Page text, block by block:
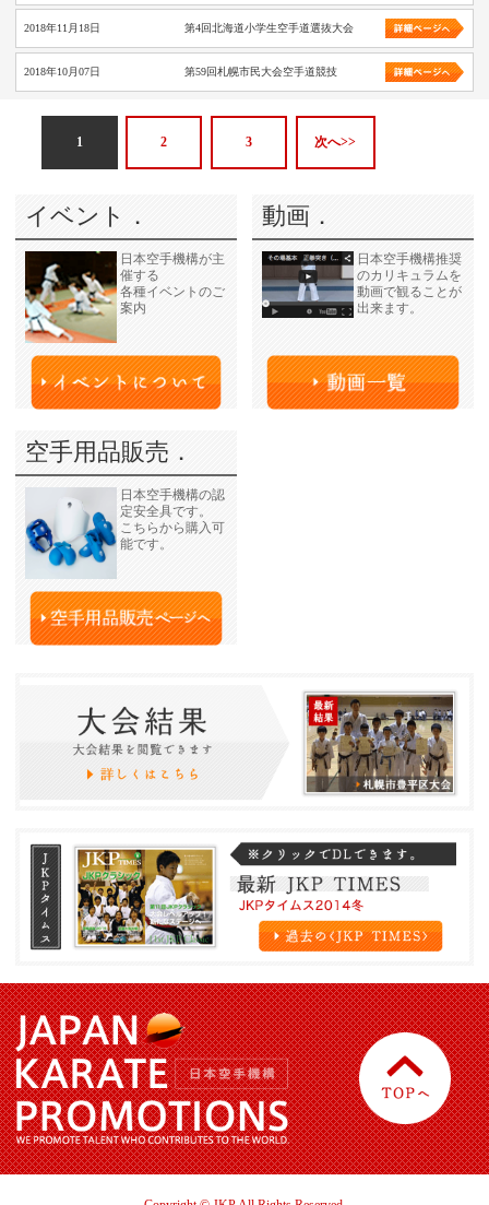
2018年11月18日 第4回北海道小学生空手道選抜大会
2018年10月07日 第59回札幌市民大会空手道競技
1 2 3 次へ>>
イベント．
日本空手機構が主
催する
各種イベントのご
案内
動画．
日本空手機構推奨
のカリキュラムを
動画で観ることが
出来ます。
空手用品販売．
日本空手機構の認
定安全具です。
こちらから購入可
能です。